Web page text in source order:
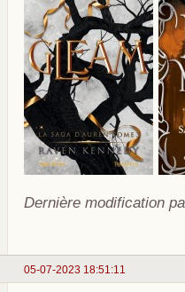
Dernière modification
05-07-2023 18:51:11